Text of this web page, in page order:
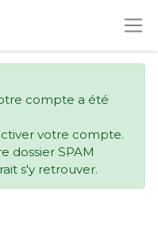
compte a été
votre compte.
dossier SPAM
s'y retrouver.